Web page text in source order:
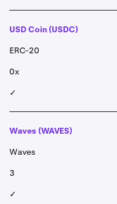
USD Coin (USDC)
ERC-20
0x
✓
Waves (WAVES)
Waves
3
✓